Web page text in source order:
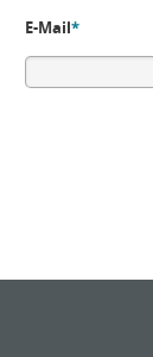
E-Mail*